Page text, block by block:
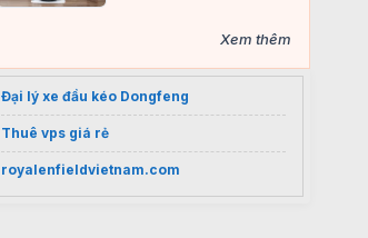
Xem thêm
Đại lý xe đầu kéo Dongfeng
Thuê vps giá rẻ
royalenfieldvietnam.com